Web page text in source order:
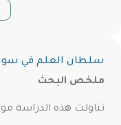
سلطان العلم في
ملخص البحث
تناولت هذه الدراسة